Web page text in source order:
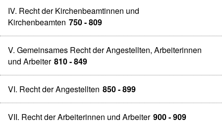
IV. Recht der Kirchenbeamtinnen und
Kirchenbeamten 750 - 809
V. Gemeinsames Recht der Angestellten, Arbeiterinnen
und Arbeiter 810 - 849
VI. Recht der Angestellten 850 - 899
VII. Recht der Arbeiterinnen und Arbeiter 900 - 909